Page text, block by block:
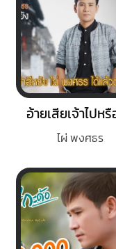
ไผ่ พงศธร